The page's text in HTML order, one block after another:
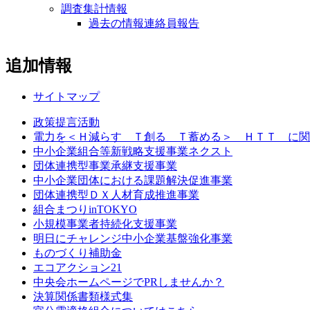
調査集計情報
過去の情報連絡員報告
追加情報
サイトマップ
政策提言活動
電力を＜Ｈ減らす Ｔ創る Ｔ蓄める＞ ＨＴＴ に関
中小企業組合等新戦略支援事業ネクスト
団体連携型事業承継支援事業
中小企業団体における課題解決促進事業
団体連携型ＤＸ人材育成推進事業
組合まつりinTOKYO
小規模事業者持続化支援事業
明日にチャレンジ中小企業基盤強化事業
ものづくり補助金
エコアクション21
中央会ホームページでPRしませんか？
決算関係書類様式集